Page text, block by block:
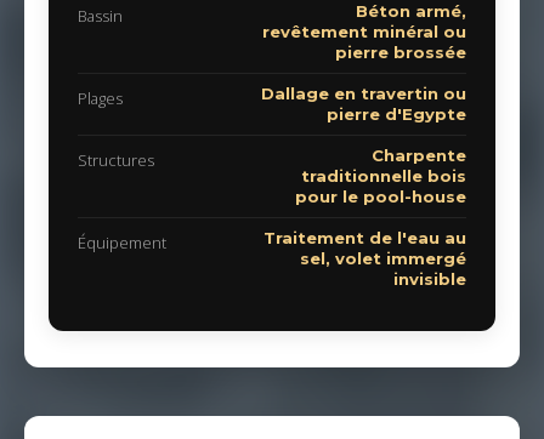
Bassin
Béton armé,
revêtement minéral ou
pierre brossée
Plages
Dallage en travertin ou
pierre d'Egypte
Structures
Charpente
traditionnelle bois
pour le pool-house
Équipement
Traitement de l'eau au
sel, volet immergé
invisible